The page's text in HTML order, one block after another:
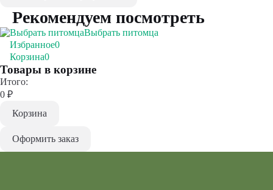
Рекомендуем посмотреть
Выбрать питомца
Избранное0
Корзина0
Товары в корзине
Итого:
0 ₽
Корзина
Оформить заказ